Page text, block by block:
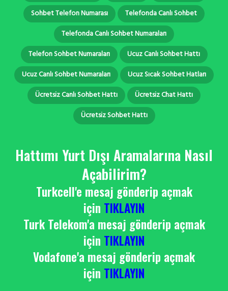
Sohbet Telefon Numarası
Telefonda Canlı Sohbet
Telefonda Canlı Sohbet Numaraları
Telefon Sohbet Numaraları
Ucuz Canlı Sohbet Hattı
Ucuz Canlı Sohbet Numaraları
Ucuz Sıcak Sohbet Hatları
Ücretsiz Canlı Sohbet Hattı
Ücretsiz Chat Hattı
Ücretsiz Sohbet Hattı
Hattımı Yurt Dışı Aramalarına Nasıl
Açabilirim?
Turkcell'e mesaj gönderip açmak
için TIKLAYIN
Turk Telekom'a mesaj gönderip açmak
için TIKLAYIN
Vodafone'a mesaj gönderip açmak
için TIKLAYIN